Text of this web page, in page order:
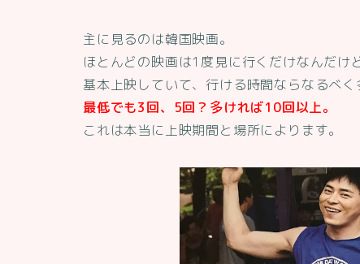
主に見るのは韓国映画。
ほとんどの映画は1度見に行くだけなんだけ
基本上映していて、行ける時間ならなるべく
最低でも3回、5回？多ければ10回以上。
これは本当に上映期間と場所によります。